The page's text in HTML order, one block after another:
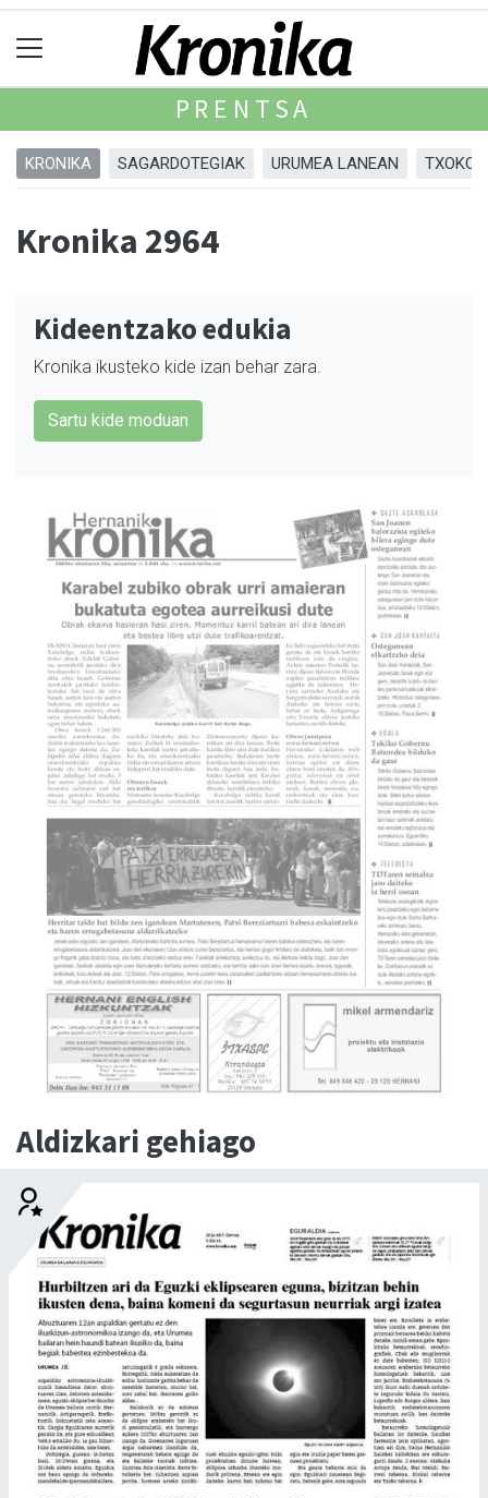
PRENTSA
KRONIKA SAGARDOTEGIAK URUMEA LANEAN
Kronika 2964
Kideentzako edukia
Kronika ikusteko kide izan behar zara.
Sartu kide moduan
Aldizkari gehiago